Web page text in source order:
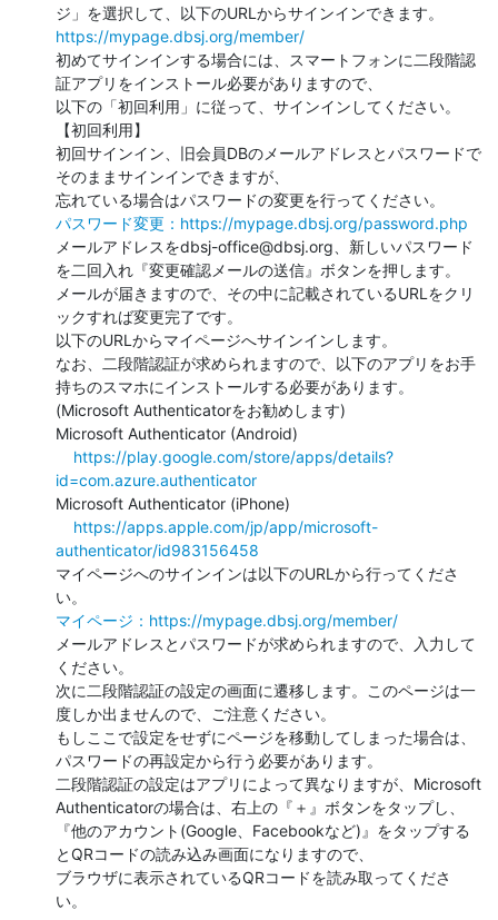
https://mypage.dbsj.org/member/
初めてサインインする場合には、スマートフォンに二段階認
証アプリをインストール必要がありますので、
以下の「初回利用」に従って、サインインしてください。
【初回利用】
初回サインイン、旧会員DBのメールアドレスとパスワードで
そのままサインインできますが、
パスワード変更：https://mypage.dbsj.org/password.php
メールアドレスをdbsj-office@dbsj.org、新しいパスワード
を二回入れ『変更確認メールの送信』ボタンを押します。
メールが届きますので、その中に記載されているURLをクリ
ックすれば変更完了です。
以下のURLからマイページへサインインします。
なお、二段階認証が求められますので、以下のアプリをお手
持ちのスマホにインストールする必要があります。
(Microsoft Authenticatorをお勧めします)
Microsoft Authenticator (Android)
https://play.google.com/store/apps/details?
id=com.azure.authenticator
Microsoft Authenticator (iPhone)
https://apps.apple.com/jp/app/microsoft-
authenticator/id983156458
マイページへのサインインは以下のURLから行ってくださ
マイページ：https://mypage.dbsj.org/member/
メールアドレスとパスワードが求められますので、入力して
ください。
次に二段階認証の設定の画面に遷移します。このページは一
度しか出ませんので、ご注意ください。
もしここで設定をせずにページを移動してしまった場合は、
パスワードの再設定から行う必要があります。
二段階認証の設定はアプリによって異なりますが、Microsoft
Authenticatorの場合は、右上の『＋』ボタンをタップし、
『他のアカウント(Google、Facebookなど)』をタップする
とQRコードの読み込み画面になりますので、
ブラウザに表示されているQRコードを読み取ってくださ
い。